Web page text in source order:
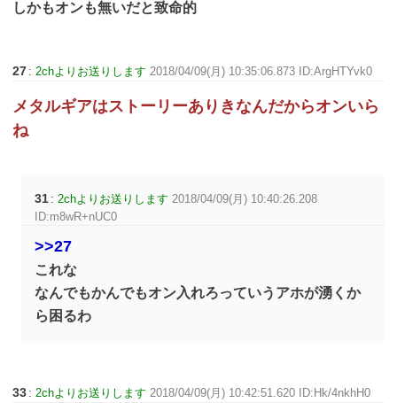
しかもオンも無いだと致命的
27 :2chよりお送りします 2018/04/09(月) 10:35:06.873 ID:ArgHTYvk0
メタルギアはストーリーありきなんだからオンいら
ね
31 :2chよりお送りします 2018/04/09(月) 10:40:26.208
ID:m8wR+nUC0
>>27
これな
なんでもかんでもオン入れろっていうアホが湧くか
ら困るわ
33 :2chよりお送りします 2018/04/09(月) 10:42:51.620 ID:Hk/4nkhH0